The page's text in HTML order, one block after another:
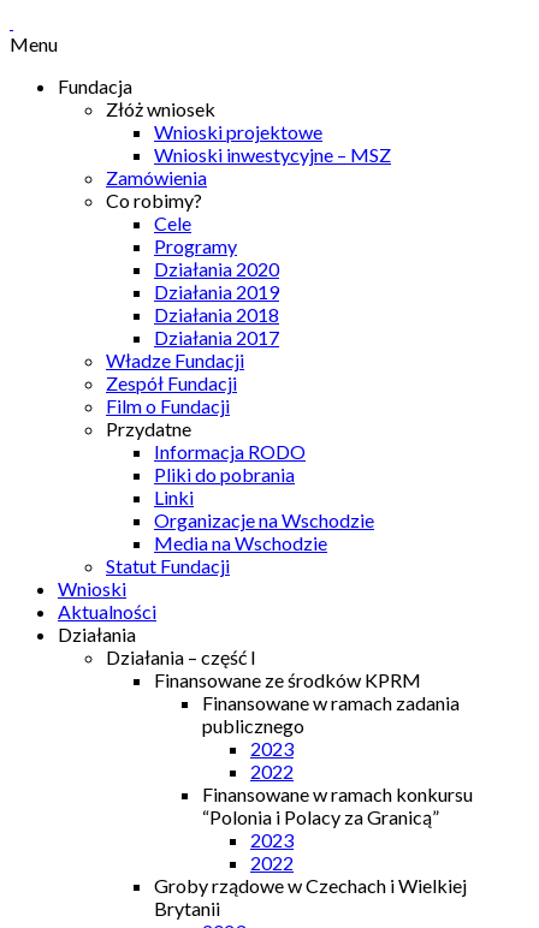
Menu
Fundacja
Złóż wniosek
Wnioski projektowe
Wnioski inwestycyjne – MSZ
Zamówienia
Co robimy?
Cele
Programy
Działania 2020
Działania 2019
Działania 2018
Działania 2017
Władze Fundacji
Zespół Fundacji
Film o Fundacji
Przydatne
Informacja RODO
Pliki do pobrania
Linki
Organizacje na Wschodzie
Media na Wschodzie
Statut Fundacji
Wnioski
Aktualności
Działania
Działania – część I
Finansowane ze środków KPRM
Finansowane w ramach zadania
publicznego
2023
2022
Finansowane w ramach konkursu
“Polonia i Polacy za Granicą”
2023
2022
Groby rządowe w Czechach i Wielkiej
Brytanii